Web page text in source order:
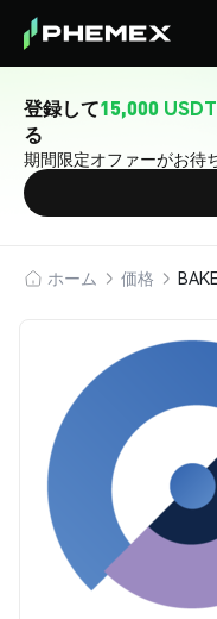
登録して15,000 USDT
る
期間限定オファーがお待
ホーム 価格